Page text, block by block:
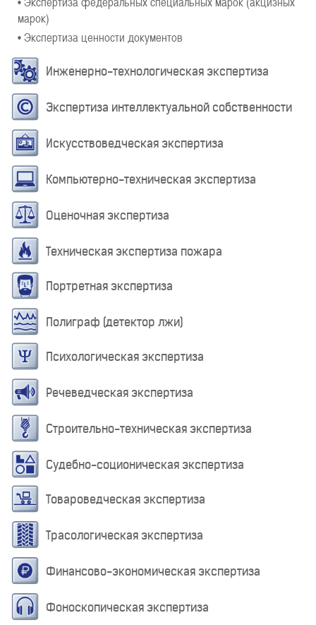
марок)
• Экспертиза ценности документов
Инженерно-технологическая экспертиза
Экспертиза интеллектуальной собственности
Искусствоведческая экспертиза
Компьютерно-техническая экспертиза
Оценочная экспертиза
Техническая экспертиза пожара
Портретная экспертиза
Полиграф (детектор лжи)
Психологическая экспертиза
Речеведческая экспертиза
Строительно-техническая экспертиза
Судебно-соционическая экспертиза
Товароведческая экспертиза
Трасологическая экспертиза
Финансово-экономическая экспертиза
Фоноскопическая экспертиза